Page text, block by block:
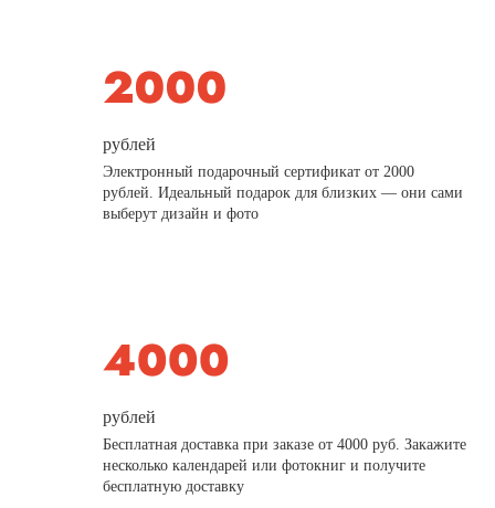
рублей
Электронный подарочный сертификат от 2000
рублей. Идеальный подарок для близких — они сами
выберут дизайн и фото
рублей
Бесплатная доставка при заказе от 4000 руб. Закажите
несколько календарей или фотокниг и получите
бесплатную доставку